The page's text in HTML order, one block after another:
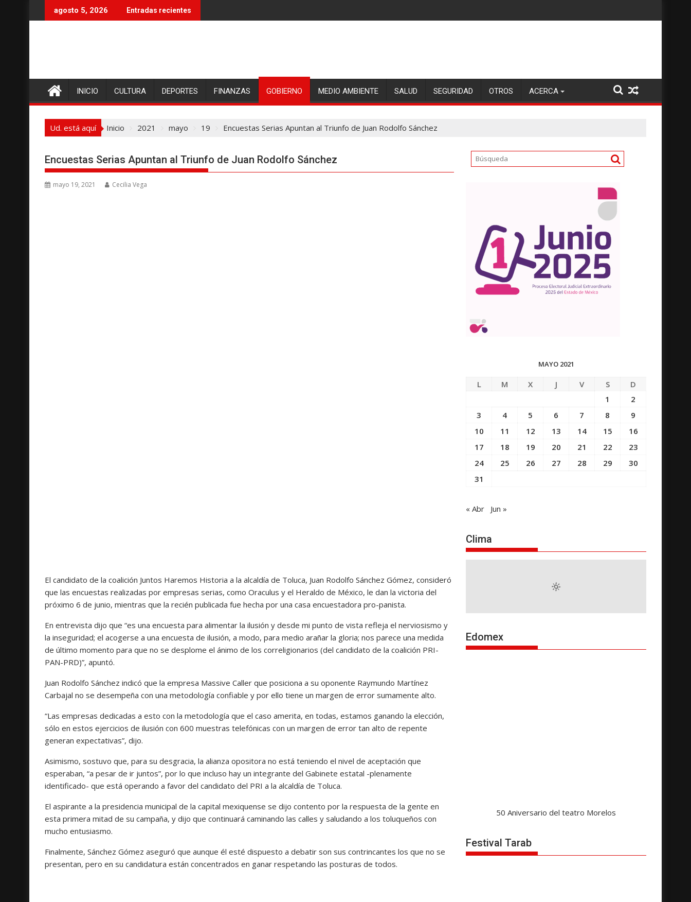
r
n
e
agosto 5, 2026 Entradas recientes
INICIO CULTURA DEPORTES FINANZAS GOBIERNO MEDIO AMBIENTE SALUD SEGURIDAD OTROS ACERCA
Ud. está aquí Inicio 2021 mayo 19 Encuestas Serias Apuntan al Triunfo de Juan Rodolfo Sánchez
Encuestas Serias Apuntan al Triunfo de Juan Rodolfo Sánchez
mayo 19, 2021 Cecilia Vega
El candidato de la coalición Juntos Haremos Historia a la alcaldía de Toluca, Juan Rodolfo Sánchez Gómez, consideró
que las encuestas realizadas por empresas serias, como Oraculus y el Heraldo de México, le dan la victoria del
próximo 6 de junio, mientras que la recién publicada fue hecha por una casa encuestadora pro-panista.
En entrevista dijo que “es una encuesta para alimentar la ilusión y desde mi punto de vista refleja el nerviosismo y
la inseguridad; el acogerse a una encuesta de ilusión, a modo, para medio arañar la gloria; nos parece una medida
de último momento para que no se desplome el ánimo de los correligionarios (del candidato de la coalición PRI-
PAN-PRD)”, apuntó.
Juan Rodolfo Sánchez indicó que la empresa Massive Caller que posiciona a su oponente Raymundo Martínez
Carbajal no se desempeña con una metodología confiable y por ello tiene un margen de error sumamente alto.
“Las empresas dedicadas a esto con la metodología que el caso amerita, en todas, estamos ganando la elección,
sólo en estos ejercicios de ilusión con 600 muestras telefónicas con un margen de error tan alto de repente
generan expectativas”, dijo.
Asimismo, sostuvo que, para su desgracia, la alianza opositora no está teniendo el nivel de aceptación que
esperaban, “a pesar de ir juntos”, por lo que incluso hay un integrante del Gabinete estatal -plenamente
identificado- que está operando a favor del candidato del PRI a la alcaldía de Toluca.
El aspirante a la presidencia municipal de la capital mexiquense se dijo contento por la respuesta de la gente en
esta primera mitad de su campaña, y dijo que continuará caminando las calles y saludando a los toluqueños con
mucho entusiasmo.
Finalmente, Sánchez Gómez aseguró que aunque él esté dispuesto a debatir son sus contrincantes los que no se
presentan, pero en su candidatura están concentrados en ganar respetando las posturas de todos.
MAYO 2021
L M X J V S
D
1
2
3
4 5 6 7 8
9
10
11 12 13 14 15
16
17
18 19 20 21 22
23
24
25 26 27 28 29
30
31
« Abr Jun »
Clima
Edomex
50 Aniversario del teatro Morelos
Festival Tarab